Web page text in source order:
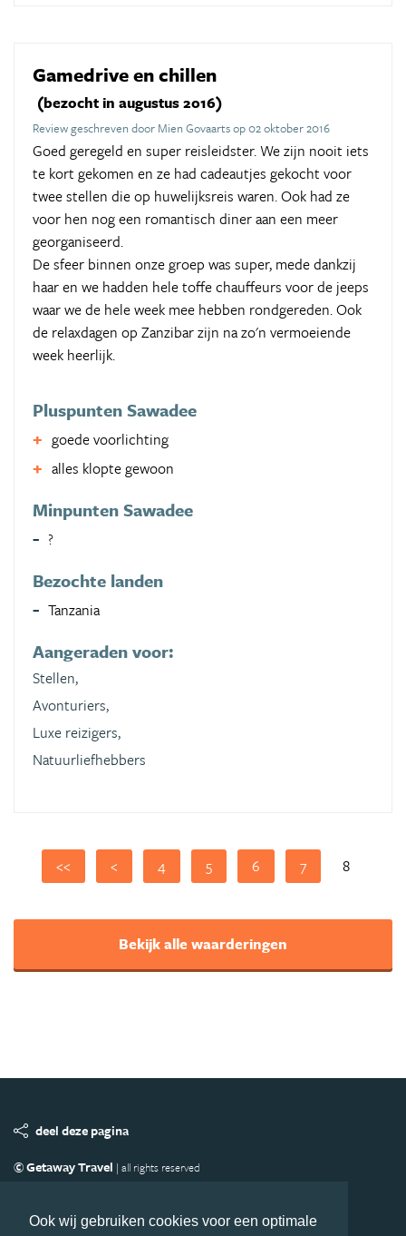
Ook wij gebruiken cookies voor een optimale
Gamedrive en chillen
(bezocht in augustus 2016)
Review geschreven door Mien Govaarts op 02 oktober 2016
Goed geregeld en super reisleidster. We zijn nooit iets
te kort gekomen en ze had cadeautjes gekocht voor
twee stellen die op huwelijksreis waren. Ook had ze
voor hen nog een romantisch diner aan een meer
georganiseerd.
De sfeer binnen onze groep was super, mede dankzij
haar en we hadden hele toffe chauffeurs voor de jeeps
waar we de hele week mee hebben rondgereden. Ook
de relaxdagen op Zanzibar zijn na zo'n vermoeiende
week heerlijk.
Pluspunten Sawadee
goede voorlichting
alles klopte gewoon
Minpunten Sawadee
?
Bezochte landen
Tanzania
Aangeraden voor:
Stellen,
Avonturiers,
Luxe reizigers,
Natuurliefhebbers
<< < 4 5 6 7 8
Bekijk alle waarderingen
deel deze pagina
© Getaway Travel | all rights reserved
Copyright
Privacy statement Disclaimer Cookies